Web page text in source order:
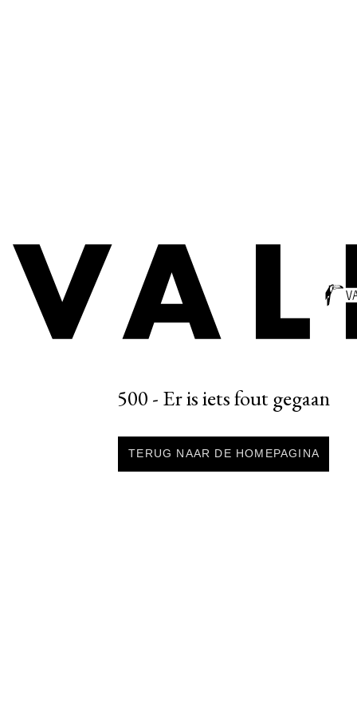
500 - Er is iets fout gegaan
TERUG NAAR DE HOMEPAGINA